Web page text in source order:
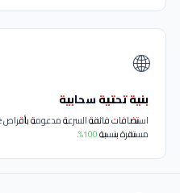
الفوترة والتفعيل
بدون تعقيد.